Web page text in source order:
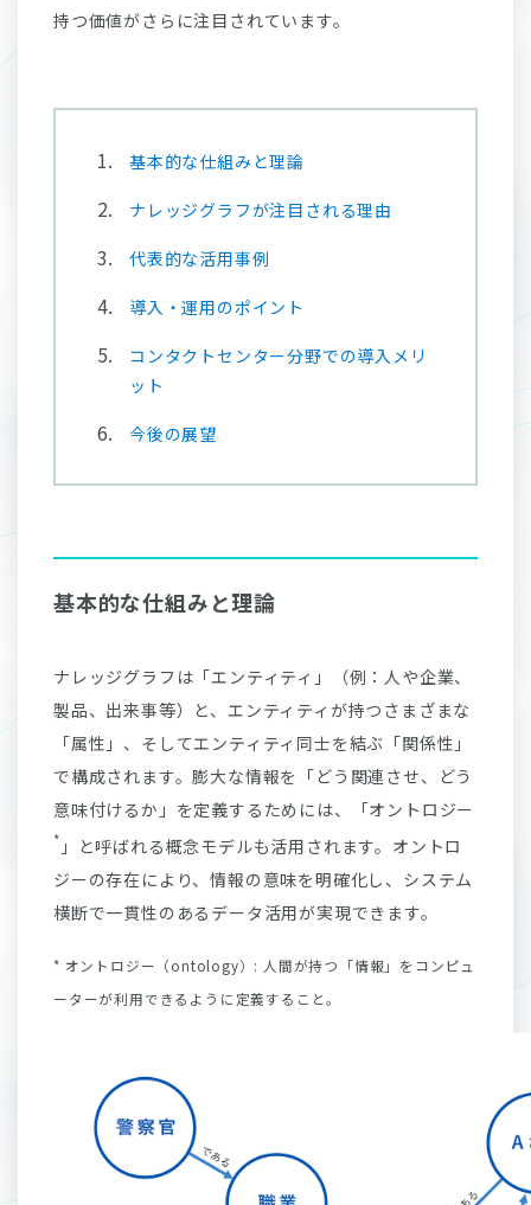
持つ価値がさらに注目されています。
基本的な仕組みと理論
ナレッジグラフが注目される理由
代表的な活用事例
導入・運用のポイント
コンタクトセンター分野での導入メリ
ット
今後の展望
基本的な仕組みと理論
ナレッジグラフは「エンティティ」（例：人や企業、
製品、出来事等）と、エンティティが持つさまざまな
「属性」、そしてエンティティ同士を結ぶ「関係性」
で構成されます。膨大な情報を「どう関連させ、どう
意味付けるか」を定義するためには、「オントロジー
* 」と呼ばれる概念モデルも活用されます。オントロ
ジーの存在により、情報の意味を明確化し、システム
横断で一貫性のあるデータ活用が実現できます。
* オントロジー（ontology）: 人間が持つ「情報」をコンピュ
ーターが利用できるように定義すること。